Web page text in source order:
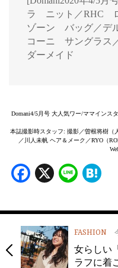
ラ ニット／RHC
ゾーン バッグ／デ
コーニ サングラス
ダーメイド
Domani4/5月号 大人気ワー/ママインス
本誌撮影時スタッフ: 撮影／曽根将樹（
／川人未帆 ヘア＆メーク／RYO（
Facebook
X Line
FASHION
女らしい
ラフに着